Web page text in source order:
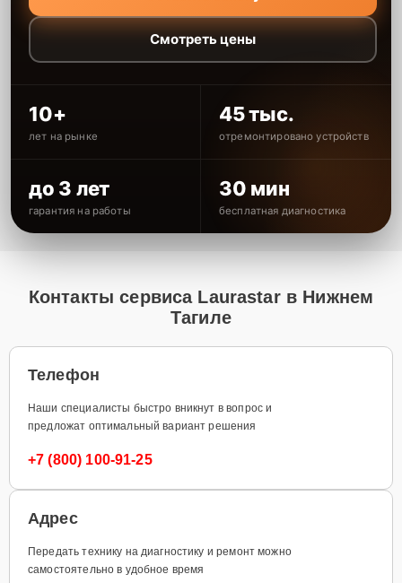
Смотреть цены
10+
лет на рынке
45 тыс.
отремонтировано устройств
до 3 лет
гарантия на работы
30 мин
бесплатная диагностика
Контакты сервиса Laurastar в Нижнем
Тагиле
Телефон
Наши специалисты быстро вникнут в вопрос и
предложат оптимальный вариант решения
+7 (800) 100-91-25
Адрес
Передать технику на диагностику и ремонт можно
самостоятельно в удобное время